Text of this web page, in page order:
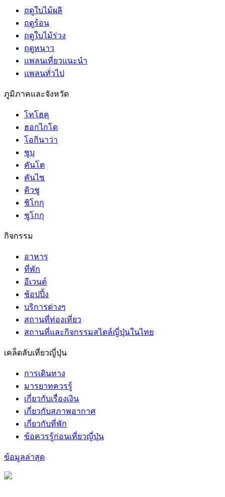
ฤดูใบไม้ผลิ
ฤดูร้อน
ฤดูใบไม้ร่วง
ฤดูหนาว
แพลนเที่ยวแนะนำ
แพลนทั่วไป
ภูมิภาคและจังหวัด
โทโฮคุ
ฮอกไกโด
โอกินาว่า
ชูบุ
คันโต
คันไซ
คิวชู
ชิโกกุ
ชูโกกุ
กิจกรรม
อาหาร
ที่พัก
อีเวนต์
ช้อปปิ้ง
บริการต่างๆ
สถานที่ท่องเที่ยว
สถานที่และกิจกรรมสไตล์ญี่ปุ่นในไทย
เคล็ดลับเที่ยวญี่ปุ่น
การเดินทาง
มารยาทควรรู้
เกี่ยวกับเรื่องเงิน
เกี่ยวกับสภาพอากาศ
เกี่ยวกับที่พัก
ข้อควรรู้ก่อนเที่ยวญี่ปุ่น
ข้อมูลล่าสุด